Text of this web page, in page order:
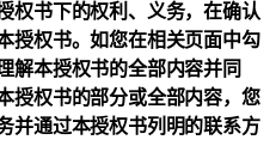
权书下的权利、义务，在确认
授权书。如您在相关页面中勾
解本授权书的全部内容并同
授权书的部分或全部内容，您
并通过本授权书列明的联系方